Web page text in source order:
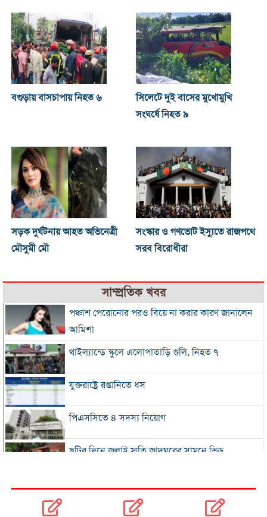
বগুড়ায় বাসচাপায় নিহত ৬
সিলেটে দুই বাসের মুখোমুখি
সংঘর্ষে নিহত ৯
সড়ক দুর্ঘটনায় আহত অভিনেত্রী
মৌসুমী মৌ
সংস্কার ও গণভোট ইস্যুতে রাজপথে
সরব বিরোধীরা
সাম্প্রতিক খবর
পঞ্চাশ পেরোনোর পরও বিয়ে না করার কারণ জানালেন
আমিশা
থাইল্যান্ডে স্কুলে এলোপাতাড়ি গুলি, নিহত ৭
যুক্তরাষ্ট্রে রপ্তানিতে ধস
পিএসসিতে ৪ সদস্য নিয়োগ
ছুটির দিনে জুলাই স্মৃতি জাদুঘরের সামনে ভিড়